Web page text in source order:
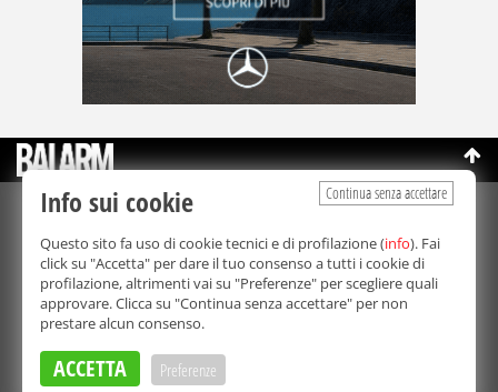
©Copyright 2003-2026
Bmedia Srl- P.IVA 07064240828
La riproduzione totale o parziale di tutti i contenuti, in qualunque
forma, su qualsiasi supporto è proibita.
Balarm.it è una testata giornalistica registrata. Autorizzazione del
Tribunale di Palermo n° 32 del 21/10/2003
Direttore responsabile:
Continua senza accettare
Info sui cookie
Questo sito fa uso di cookie tecnici e di profilazione (info). Fai
click su "Accetta" per dare il tuo consenso a tutti i cookie di
profilazione, altrimenti vai su "Preferenze" per scegliere quali
approvare. Clicca su "Continua senza accettare" per non
prestare alcun consenso.
ACCETTA Preferenze